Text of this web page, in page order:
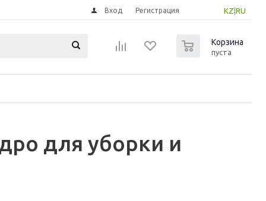
KZ RU
Вход Регистрация
Корзина
пуста
для уборки и